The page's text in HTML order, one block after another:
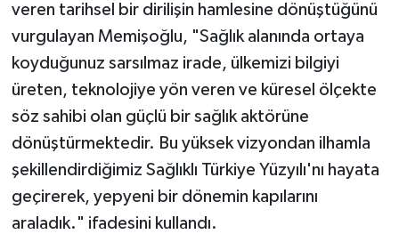
veren tarihsel bir dirilişin hamlesine dönüştüğünü
vurgulayan Memişoğlu, "Sağlık alanında ortaya
koyduğunuz sarsılmaz irade, ülkemizi bilgiyi
üreten, teknolojiye yön veren ve küresel ölçekte
söz sahibi olan güçlü bir sağlık aktörüne
dönüştürmektedir. Bu yüksek vizyondan ilhamla
şekillendirdiğimiz Sağlıklı Türkiye Yüzyılı'nı hayata
geçirerek, yepyeni bir dönemin kapılarını
araladık." ifadesini kullandı.